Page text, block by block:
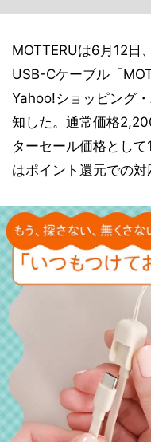
MOTTERUは6月12日
USB-Cケーブル「
Yahoo!ショッピング
知した。通常価格
ターセール価格とし
はポイント還元での対